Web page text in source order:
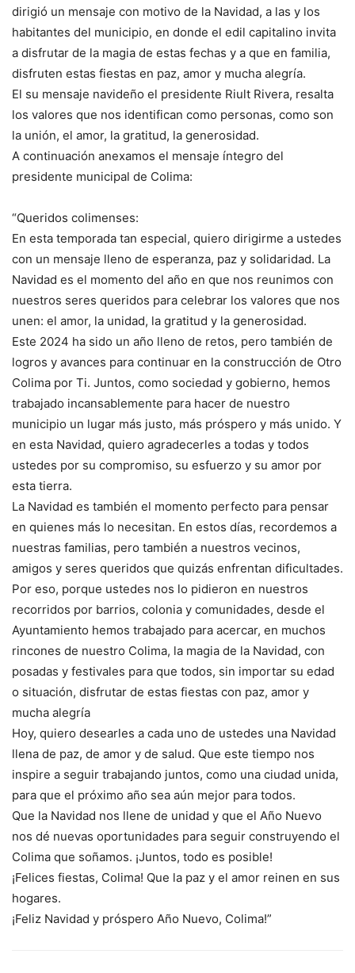
dirigió un mensaje con motivo de la Navidad, a las y los
habitantes del municipio, en donde el edil capitalino invita
a disfrutar de la magia de estas fechas y a que en familia,
disfruten estas fiestas en paz, amor y mucha alegría.
El su mensaje navideño el presidente Riult Rivera, resalta
los valores que nos identifican como personas, como son
la unión, el amor, la gratitud, la generosidad.
A continuación anexamos el mensaje íntegro del
presidente municipal de Colima:
“Queridos colimenses:
En esta temporada tan especial, quiero dirigirme a ustedes
con un mensaje lleno de esperanza, paz y solidaridad. La
Navidad es el momento del año en que nos reunimos con
nuestros seres queridos para celebrar los valores que nos
unen: el amor, la unidad, la gratitud y la generosidad.
Este 2024 ha sido un año lleno de retos, pero también de
logros y avances para continuar en la construcción de Otro
Colima por Ti. Juntos, como sociedad y gobierno, hemos
trabajado incansablemente para hacer de nuestro
municipio un lugar más justo, más próspero y más unido. Y
en esta Navidad, quiero agradecerles a todas y todos
ustedes por su compromiso, su esfuerzo y su amor por
esta tierra.
La Navidad es también el momento perfecto para pensar
en quienes más lo necesitan. En estos días, recordemos a
nuestras familias, pero también a nuestros vecinos,
amigos y seres queridos que quizás enfrentan dificultades.
Por eso, porque ustedes nos lo pidieron en nuestros
recorridos por barrios, colonia y comunidades, desde el
Ayuntamiento hemos trabajado para acercar, en muchos
rincones de nuestro Colima, la magia de la Navidad, con
posadas y festivales para que todos, sin importar su edad
o situación, disfrutar de estas fiestas con paz, amor y
mucha alegría
Hoy, quiero desearles a cada uno de ustedes una Navidad
llena de paz, de amor y de salud. Que este tiempo nos
inspire a seguir trabajando juntos, como una ciudad unida,
para que el próximo año sea aún mejor para todos.
Que la Navidad nos llene de unidad y que el Año Nuevo
nos dé nuevas oportunidades para seguir construyendo el
Colima que soñamos. ¡Juntos, todo es posible!
¡Felices fiestas, Colima! Que la paz y el amor reinen en sus
hogares.
¡Feliz Navidad y próspero Año Nuevo, Colima!”